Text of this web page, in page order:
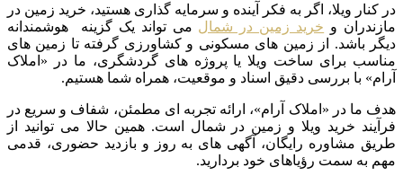
در کنار ویلا، اگر به فکر آینده و سرمایه گذاری هستید، خرید زمین در
مازندران و خرید زمین در شمال می تواند یک گزینه هوشمندانه
دیگر باشد. از زمین های مسکونی و کشاورزی گرفته تا زمین های
مناسب برای ساخت ویلا یا پروژه های گردشگری، ما در «املاک
آرام» با بررسی دقیق اسناد و موقعیت، همراه شما هستیم.
هدف ما در «املاک آرام»، ارائه تجربه ای مطمئن، شفاف و سریع در
فرآیند خرید ویلا و زمین در شمال است. همین حالا می توانید از
طریق مشاوره رایگان، آگهی های به روز و بازدید حضوری، قدمی
مهم به سمت رؤیاهای خود بردارید.